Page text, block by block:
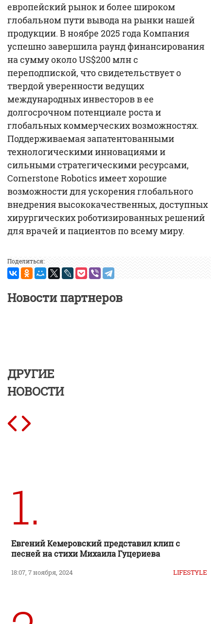
европейский рынок и более широком
глобальном пути вывода на рынки нашей
продукции. В ноябре 2025 года Компания
успешно завершила раунд финансирования
на сумму около US$200 млн с
переподпиской, что свидетельствует о
твердой уверенности ведущих
международных инвесторов в ее
долгосрочном потенциале роста и
глобальных коммерческих возможностях.
Поддерживаемая запатентованными
технологическими инновациями и
сильными стратегическими ресурсами,
Cornerstone Robotics имеет хорошие
возможности для ускорения глобального
внедрения высококачественных, доступных
хирургических роботизированных решений
для врачей и пациентов по всему миру.
Поделиться:
Новости партнеров
ДРУГИЕ
НОВОСТИ
1.
Евгений Кемеровский представил клип с
песней на стихи Михаила Гуцериева
18:07, 7 ноября, 2024 LIFESTYLE